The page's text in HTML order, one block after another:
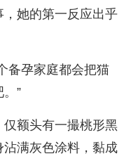
她的第一反应出乎
备孕家庭都会把猫
”
额头有一撮桃形黑
满灰色涂料，黏成